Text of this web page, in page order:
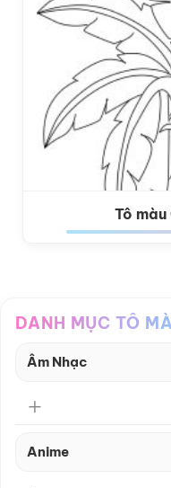
Tô
DANH MỤC TÔ
Âm Nhạc
Anime